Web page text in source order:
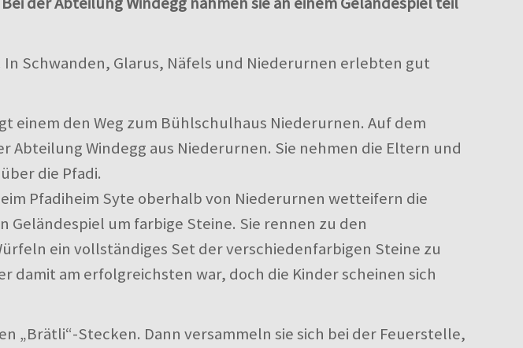
Schwanden, Glarus, Näfels und Niederurnen erlebten gut
einem den Weg zum Bühlschulhaus Niederurnen. Auf dem
Windegg aus Niederurnen. Sie nehmen die Eltern und
die Pfadi.
Pfadiheim Syte oberhalb von Niederurnen wetteifern die
um farbige Steine. Sie rennen zu den
ein vollständiges Set der verschiedenfarbigen Steine zu
damit am erfolgreichsten war, doch die Kinder scheinen sich
„Brätli“-Stecken. Dann versammeln sie sich bei der Feuerstelle,